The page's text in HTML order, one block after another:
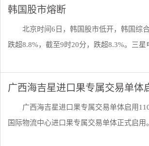
韩国股市熔断
北京时间6日，韩国股市低开，韩国综
跌超8.8%，截至9时20分，跌超8.3%。三星
广西海吉星进口果专属交易单体
广西海吉星进口果专属交易单体启用
国际物流中心进口果专属交易单体正式启